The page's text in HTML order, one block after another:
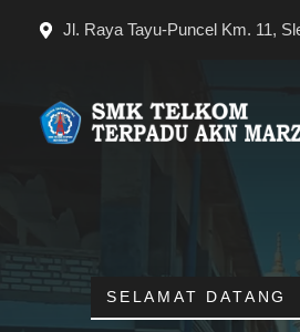
Jl. Raya Tayu-Puncel Km. 11,
SELAMAT DATANG